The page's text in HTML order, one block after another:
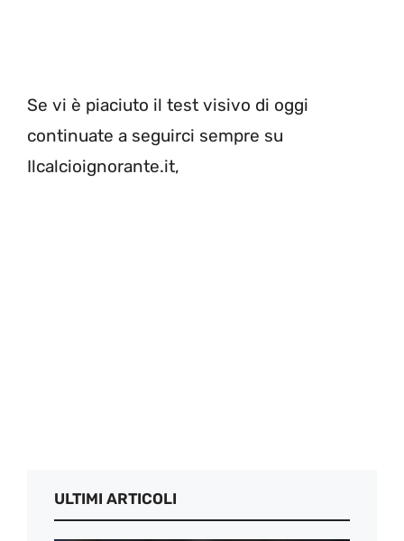
Se vi è piaciuto il test visivo di oggi
continuate a seguirci sempre su
Ilcalcioignorante.it,
ULTIMI ARTICOLI